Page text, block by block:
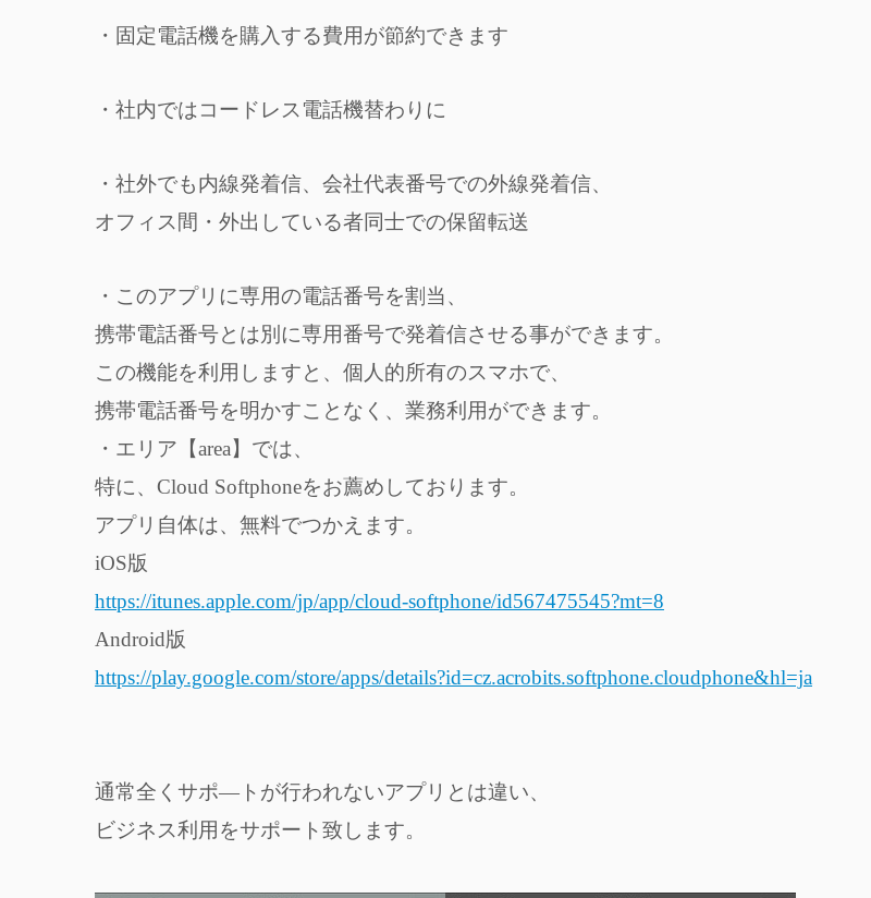
・固定電話機を購入する費用が節約できます
・社内ではコードレス電話機替わりに
・社外でも内線発着信、会社代表番号での外線発着信、
オフィス間・外出している者同士での保留転送
・このアプリに専用の電話番号を割当、
携帯電話番号とは別に専用番号で発着信させる事ができます。
この機能を利用しますと、個人的所有のスマホで、
携帯電話番号を明かすことなく、業務利用ができます。
・エリア【area】では、
特に、Cloud Softphoneをお薦めしております。
アプリ自体は、無料でつかえます。
iOS版
https://itunes.apple.com/jp/app/cloud-softphone/id567475545?mt=8
Android版
https://play.google.com/store/apps/details?id=cz.acrobits.softphone.cloudphone&hl=ja
通常全くサポ―トが行われないアプリとは違い、
ビジネス利用をサポート致します。